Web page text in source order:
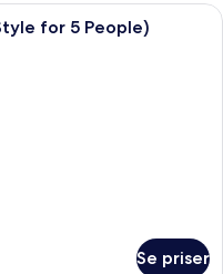
japansk rum med
for 5 People)
Se priser